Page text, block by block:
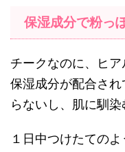
保湿成分で粉っ
チークなのに、ヒ
保湿成分が配合さ
らないし、肌に馴染
１日中つけたての